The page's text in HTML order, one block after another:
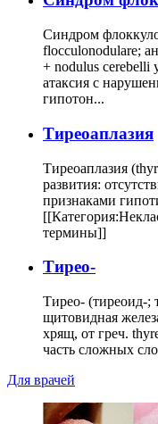
Синдром
flocculonodulare;
+ nodulus cerebelli
атаксия с
гипотон...
Тиреоаплазия
Тиреоаплазия
развития:
признаками
термины]]
Тирео-
Тирео- (тиреоид-;
щитовидная
хрящ, от греч.
часть сложных
Для врачей